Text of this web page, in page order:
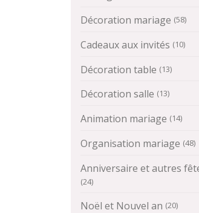
Décoration mariage (58)
Cadeaux aux invités (10)
Décoration table (13)
Décoration salle (13)
Animation mariage (14)
Organisation mariage (48)
Anniversaire et autres
(24)
Noël et Nouvel an (20)